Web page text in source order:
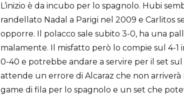
L’inizio è da incubo per lo spagnolo. Hubi
randellato Nadal a Parigi nel 2009 e Carlitos
opporre. Il polacco sale subito 3-0, ha una
malamente. Il misfatto però lo compie sul 4-1
0-40 e potrebbe andare a servire per il set sul
attende un errore di Alcaraz che non arriverà
game di fila per lo spagnolo e un set che